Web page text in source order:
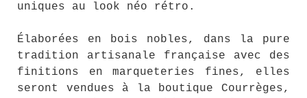
uniques au look néo rétro.
Élaborées en bois nobles, dans la pure
tradition artisanale française avec des
finitions en marqueteries fines, elles
seront vendues à la boutique Courrèges,